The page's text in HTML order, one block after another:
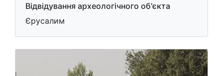
Відвідування археологічного об'єкта
Єрусалим